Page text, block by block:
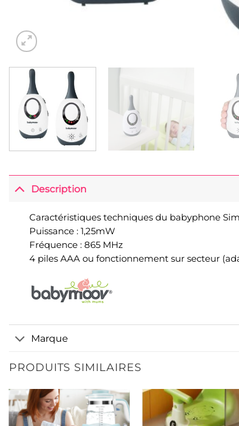
Description
Caractéristiques techniques du babyphone
Puissance : 1,25mW
Fréquence : 865 MHz
4 piles AAA ou fonctionnement sur secteur
Marque
PRODUITS SIMILAIRES